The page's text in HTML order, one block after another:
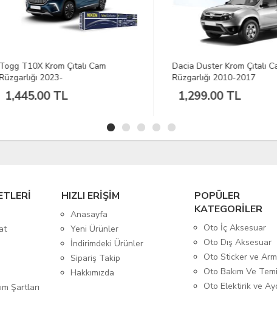
T10X Krom Çıtalı Cam
2023-
1,445.00 TL
Dacia Duster Krom Çıtalı Cam
Rüzgarlığı 2010-2017
1,299.00 TL
Şartları
HIZLI ERİŞİM
Anasayfa
Yeni Ürünler
İndirimdeki Ürünler
Sipariş Takip
Hakkımızda
POPÜLER
KATEGORİLER
Oto İç Aksesuar
Oto Dış Aksesuar
Oto Sticker ve
Oto Bakım Ve
Oto Elektirik ve